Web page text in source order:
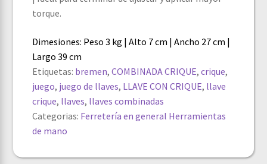
torque.
Dimesiones: Peso 3 kg | Alto 7 cm | Ancho 27 cm |
Largo 39 cm
Etiquetas: bremen,COMBINADA CRIQUE,crique,
juego, juego de llaves, LLAVE CON CRIQUE, llave
crique, llaves, llaves combinadas
Categorias: Ferretería en general Herramientas
de mano